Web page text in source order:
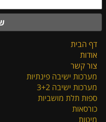
דף הבית
אודות
צור קשר
מערכות ישיבה פינתיות
מערכות ישיבה 3+2
ספות תלת מושביות
כורסאות
מיטות